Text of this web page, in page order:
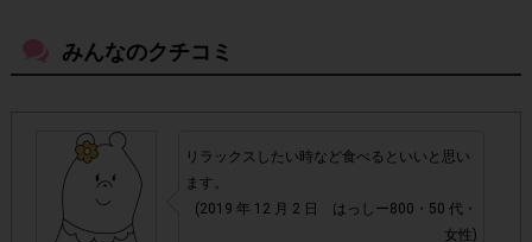
・参加(申し込み)を回答前にしていただければ、募集人数が
・他サイトのテンタメを含め、1つのアンケートにつき1人1
回の参加とさせていただいております。
みんなのクチコミ
リラックスしたい時など食べるといいと思い
ます。
(2019 年 12 月 2 日 はっしー800・50 代・
女性)